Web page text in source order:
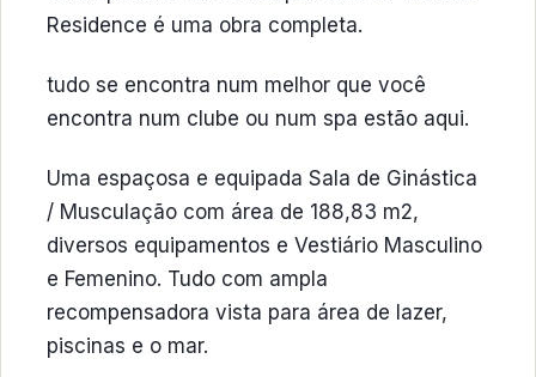
Residence é uma obra completa.
tudo se encontra num melhor que você
encontra num clube ou num spa estão aqui.
Uma espaçosa e equipada Sala de Ginástica
/ Musculação com área de 188,83 m2,
diversos equipamentos e Vestiário Masculino
e Femenino. Tudo com ampla
recompensadora vista para área de lazer,
piscinas e o mar.